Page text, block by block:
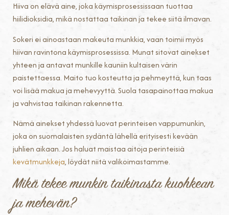
Hiiva on elävä aine, joka käymisprosessissaan tuottaa
hiilidioksidia, mikä nostattaa taikinan ja tekee siitä ilmavan.
Sokeri ei ainoastaan makeuta munkkia, vaan toimii myös
hiivan ravintona käymisprosessissa. Munat sitovat ainekset
yhteen ja antavat munkille kauniin kultaisen värin
paistettaessa. Maito tuo kosteutta ja pehmeyttä, kun taas
voi lisää makua ja mehevyyttä. Suola tasapainottaa makua
ja vahvistaa taikinan rakennetta.
Nämä ainekset yhdessä luovat perinteisen vappumunkin,
joka on suomalaisten sydäntä lähellä erityisesti kevään
juhlien aikaan. Jos haluat maistaa aitoja perinteisiä
kevätmunkkeja, löydät niitä valikoimastamme.
Mikä tekee munkin taikinasta kuohkean
ja mehevän?